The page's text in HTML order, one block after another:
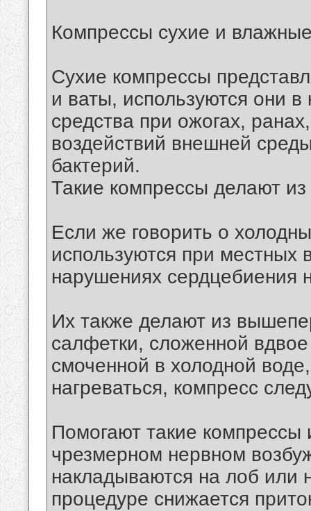
Компрессы сухие и
Сухие компрессы
и ваты, используются они в
средства при ожогах,
воздействий внешней
бактерий.
Такие компрессы делают
Если же говорить о
используются при
нарушениях сердцебиения
Их также делают из
салфетки, сложенной
смоченной в холодной
нагреваться, компресс
Помогают такие компрессы
чрезмерном нервном
накладываются на лоб или
процедуре снижается